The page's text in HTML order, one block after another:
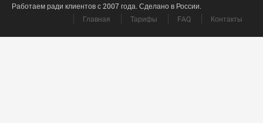
Работаем ради клиентов с 2007 года. Сделано в России.
Главная
Тарифы FAQ Контакты